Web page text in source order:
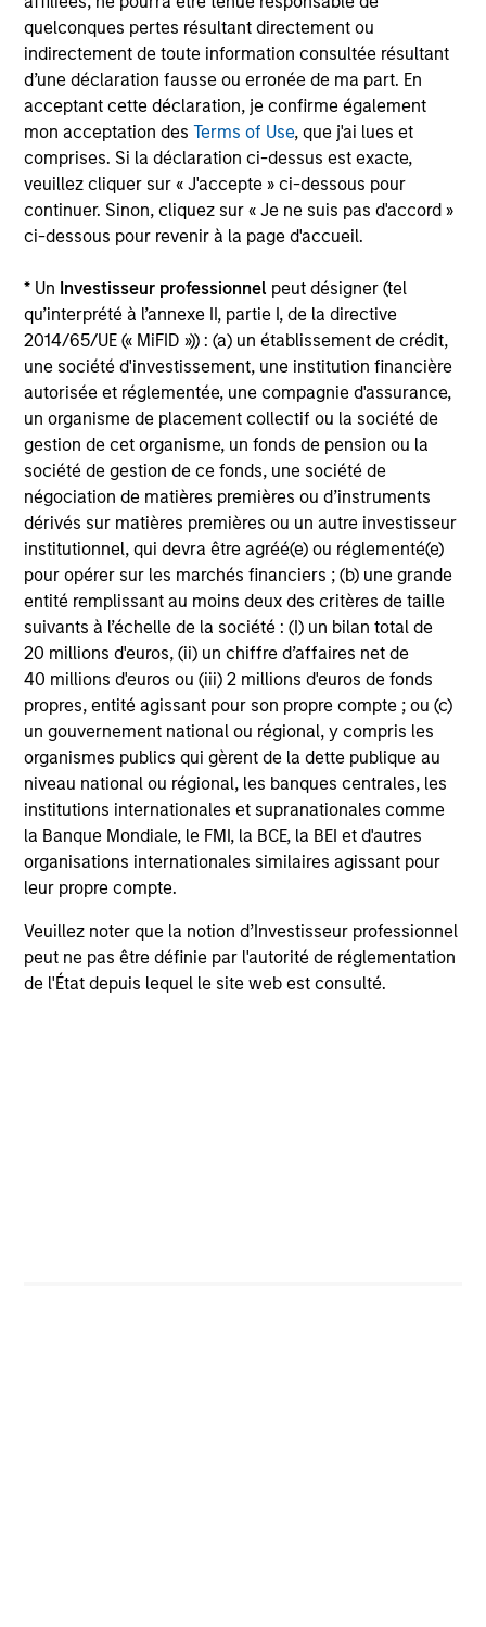
quelconques pertes résultant directement ou
indirectement de toute information consultée résultant
d’une déclaration fausse ou erronée de ma part. En
acceptant cette déclaration, je confirme également
mon acceptation desTerms of Use, que j'ai lues et
comprises. Si la déclaration ci-dessus est exacte,
veuillez cliquer sur « J'accepte » ci-dessous pour
continuer. Sinon, cliquez sur « Je ne suis pas d'accord »
ci-dessous pour revenir à la page d'accueil.
* Un Investisseur professionnel peut désigner (tel
qu’interprété à l’annexe II, partie I, de la directive
2014/65/UE (« MiFID »)) : (a) un établissement de crédit,
une société d'investissement, une institution financière
autorisée et réglementée, une compagnie d'assurance,
un organisme de placement collectif ou la société de
gestion de cet organisme, un fonds de pension ou la
société de gestion de ce fonds, une société de
négociation de matières premières ou d’instruments
dérivés sur matières premières ou un autre investisseur
institutionnel, qui devra être agréé(e) ou réglementé(e)
pour opérer sur les marchés financiers ; (b) une grande
entité remplissant au moins deux des critères de taille
suivants à l’échelle de la société : (I) un bilan total de
20 millions d'euros, (ii) un chiffre d’affaires net de
40 millions d'euros ou (iii) 2 millions d'euros de fonds
propres, entité agissant pour son propre compte ; ou (c)
un gouvernement national ou régional, y compris les
organismes publics qui gèrent de la dette publique au
niveau national ou régional, les banques centrales, les
institutions internationales et supranationales comme
la Banque Mondiale, le FMI, la BCE, la BEI et d'autres
organisations internationales similaires agissant pour
leur propre compte.
Veuillez noter que la notion d’Investisseur professionnel
peut ne pas être définie par l'autorité de réglementation
de l'État depuis lequel le site web est consulté.
Leon Grenyer
Managing Director
Joseph Mehlman, CFA
Managing Director
Angie Salam
Brian S. Ellis, CFA
Managing Director
Utkarsh Sharma
Managing Director
Eric Jesionowski
Anton Heese
Executive Director
Kinzer Jennings, CFA
Executive Director
Dipen Patel
Executive Director